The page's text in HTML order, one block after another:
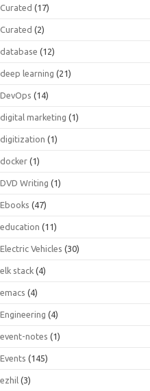
Curated (17)
Curated (2)
database (12)
deep learning (21)
DevOps (14)
digital marketing (1)
digitization (1)
docker (1)
DVD Writing (1)
Ebooks (47)
education (11)
Electric Vehicles (30)
elk stack (4)
emacs (4)
Engineering (4)
event-notes (1)
Events (145)
ezhil (3)